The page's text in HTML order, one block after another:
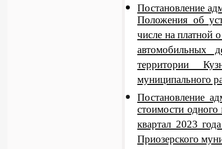
Постановление
Положения об
числе на платной
автомобильных
территории
муниципального
Постановление
стоимости
квартал 2023
Приозерского